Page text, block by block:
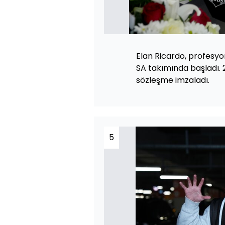
Elan Ricardo,
SA takımında
sözleşme imzaladı.
5